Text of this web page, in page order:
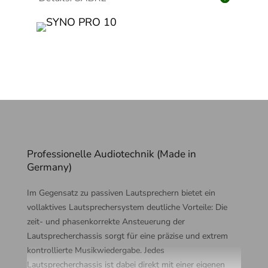
des Klangs auf die spezifischen Anforderungen unseres
Professionelle Audiotechnik (Made in
Germany)
Im Gegensatz zu passiven Lautsprechern bietet ein
vollaktives Lautsprechersystem deutliche Vorteile: Die
zeit- und phasenkorrekte Ansteuerung der
Lautsprecherchassis sorgt für eine präzise und extrem
kontrollierte Musikwiedergabe. Jedes
Lautsprecherchassis ist dabei direkt mit einer eigenen